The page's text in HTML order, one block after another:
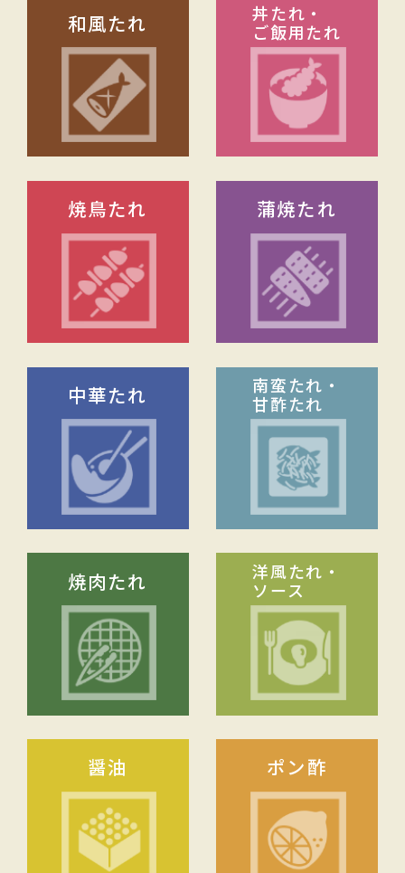
和風たれ
丼たれ・
ご飯用たれ
焼鳥たれ 蒲焼たれ
中華たれ
南蛮たれ・
甘酢たれ
焼肉たれ
洋風たれ・
ソース
醤油 ポン酢